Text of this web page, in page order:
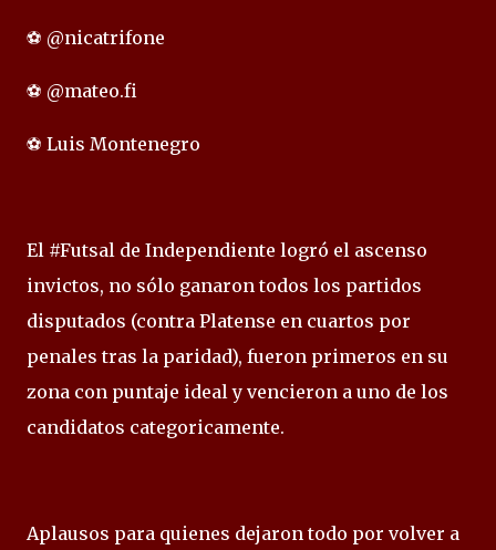
⚽ @nicatrifone
⚽ @mateo.fi
⚽ Luis Montenegro
El #Futsal de Independiente logró el ascenso
invictos, no sólo ganaron todos los partidos
disputados (contra Platense en cuartos por
penales tras la paridad), fueron primeros en su
zona con puntaje ideal y vencieron a uno de los
candidatos categoricamente.
Aplausos para quienes dejaron todo por volver a